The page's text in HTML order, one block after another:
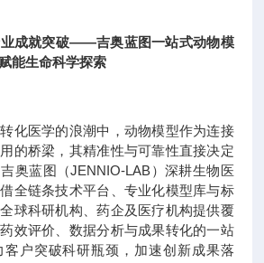
成就突破——吉奥蓝图一站式动物模
能生命科学探索
化医学的浪潮中，动物模型作为连接
的桥梁，其精准性与可靠性直接决定
奥蓝图（JENNIO-LAB）深耕生物医
全链条技术平台、专业化模型库与标
球科研机构、药企及医疗机构提供覆
效评价、数据分析与成果转化的一站
户突破科研瓶颈，加速创新成果落